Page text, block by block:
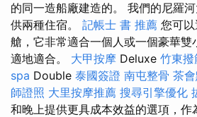
的同一造船廠建造的。 我們的尼羅
供兩種住宿。 記帳士 書 推薦 您可
艙，它非常適合一個人或一個豪華雙
適地適合。 大甲按摩 Deluxe 竹東撥
spa Double 泰國簽證 南屯整骨 茶
師證照 大里按摩推薦 搜尋引擎優化
和晚上提供更具成本效益的選項，